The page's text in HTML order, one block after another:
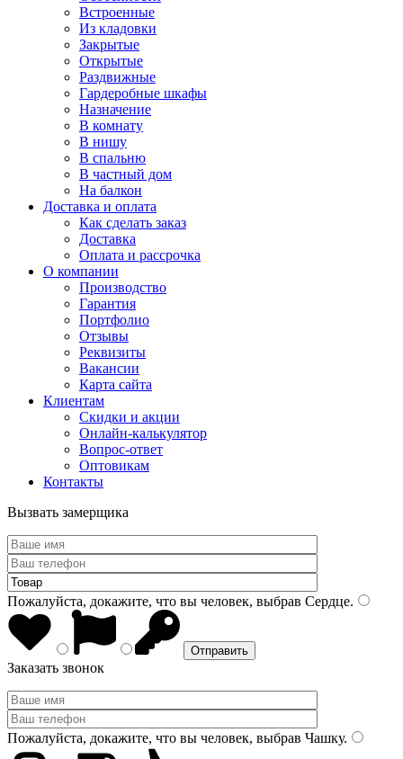
Встроенные
Из кладовки
Закрытые
Открытые
Раздвижные
Гардеробные шкафы
Назначение
В комнату
В нишу
В спальню
В частный дом
На балкон
Доставка и оплата
Как сделать заказ
Доставка
Оплата и рассрочка
О компании
Производство
Гарантия
Портфолио
Отзывы
Реквизиты
Вакансии
Карта сайта
Клиентам
Скидки и акции
Онлайн-калькулятор
Вопрос-ответ
Оптовикам
Контакты
Вызвать замерщика
Пожалуйста, докажите, что вы человек, выбрав Сердце.
Заказать звонок
Пожалуйста, докажите, что вы человек, выбрав Чашку.